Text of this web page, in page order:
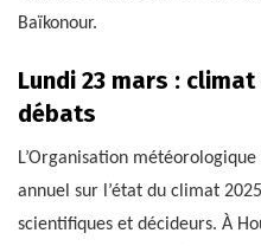
Baïkonour.
Lundi 23 mars :
débats
L’Organisation
annuel sur l’état du climat
scientifiques et décideurs. À